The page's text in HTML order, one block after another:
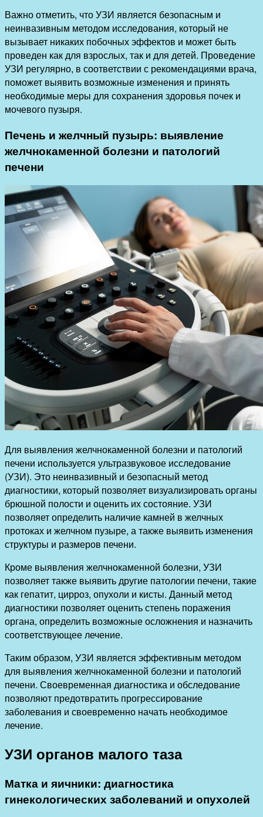
Важно отметить, что УЗИ является безопасным и
неинвазивным методом исследования, который не
вызывает никаких побочных эффектов и может быть
проведен как для взрослых, так и для детей. Проведение
УЗИ регулярно, в соответствии с рекомендациями врача,
поможет выявить возможные изменения и принять
необходимые меры для сохранения здоровья почек и
мочевого пузыря.
Печень и желчный пузырь: выявление
желчнокаменной болезни и патологий
печени
Для выявления желчнокаменной болезни и патологий
печени используется ультразвуковое исследование
(УЗИ). Это неинвазивный и безопасный метод
диагностики, который позволяет визуализировать органы
брюшной полости и оценить их состояние. УЗИ
позволяет определить наличие камней в желчных
протоках и желчном пузыре, а также выявить изменения
структуры и размеров печени.
Кроме выявления желчнокаменной болезни, УЗИ
позволяет также выявить другие патологии печени, такие
как гепатит, цирроз, опухоли и кисты. Данный метод
диагностики позволяет оценить степень поражения
органа, определить возможные осложнения и назначить
соответствующее лечение.
Таким образом, УЗИ является эффективным методом
для выявления желчнокаменной болезни и патологий
печени. Своевременная диагностика и обследование
позволяют предотвратить прогрессирование
заболевания и своевременно начать необходимое
лечение.
УЗИ органов малого таза
Матка и яичники: диагностика
гинекологических заболеваний и опухолей